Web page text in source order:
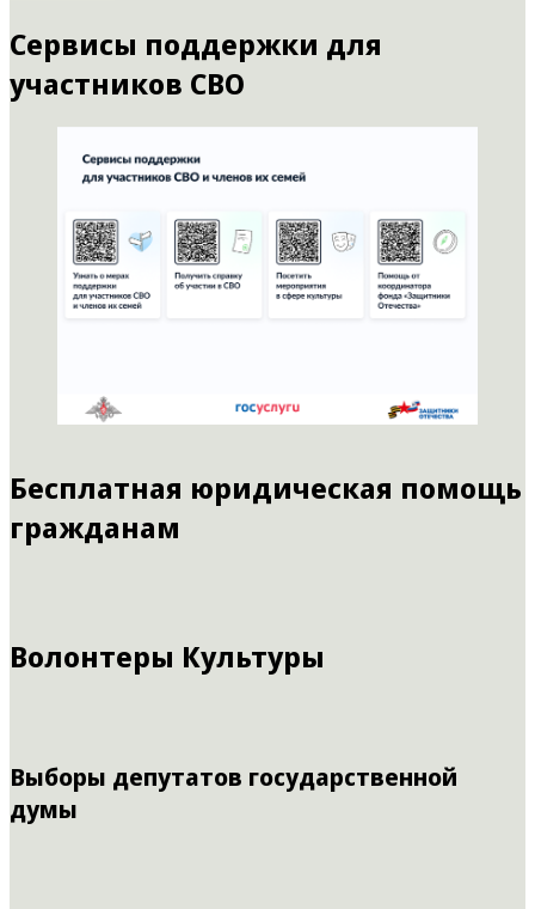
Сервисы поддержки для
участников СВО
Бесплатная юридическая помощь
гражданам
Волонтеры Культуры
Выборы депутатов государственной
думы